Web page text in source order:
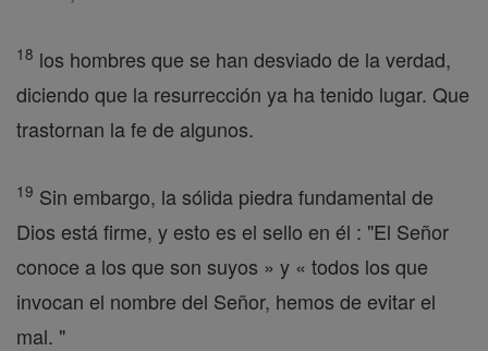
18 los hombres que se han desviado de la verdad,
diciendo que la resurrección ya ha tenido lugar. Que
trastornan la fe de algunos.
19 Sin embargo, la sólida piedra fundamental de
Dios está firme, y esto es el sello en él : "El Señor
conoce a los que son suyos » y « todos los que
invocan el nombre del Señor, hemos de evitar el
mal. "